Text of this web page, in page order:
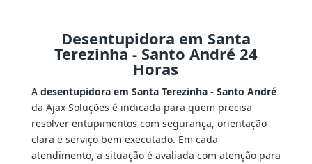
Desentupidora em Santa
Terezinha - Santo André 24
Horas
A desentupidora em Santa Terezinha - Santo André
da Ajax Soluções é indicada para quem precisa
resolver entupimentos com segurança, orientação
clara e serviço bem executado. Em cada
atendimento, a situação é avaliada com atenção para